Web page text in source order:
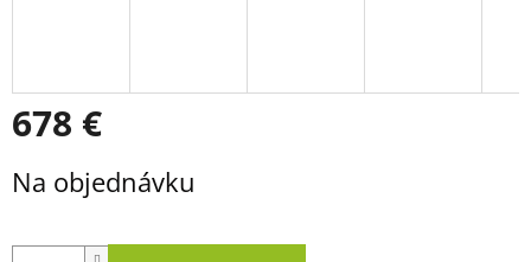
678 €
cena:
Na objednávku